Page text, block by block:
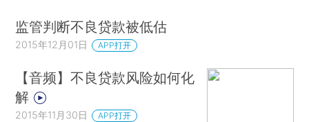
监管判断不良贷款被低估
2015年12月01日 APP打开
【音频】不良贷款风险如何化
解
2015年11月30日 APP打开